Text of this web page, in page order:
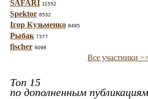
SAFARI 11552
Spektor 8532
Ігор Кузьменко 8485
Рыбак 7377
fischer 6098
Все участники
Топ 15
по дополненным